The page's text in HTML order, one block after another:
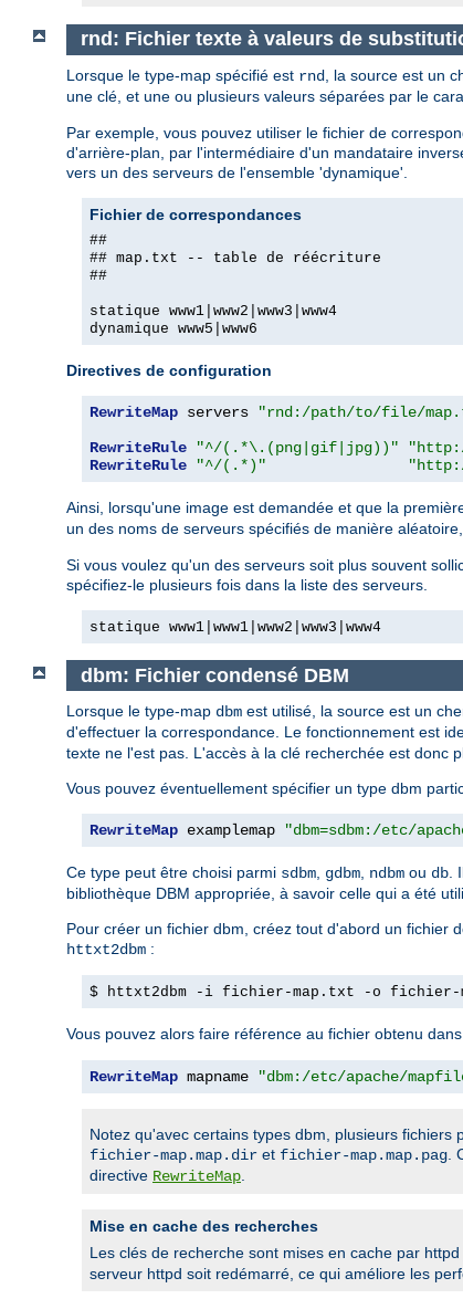
rnd: Fichier texte à valeurs de
Lorsque le type-map spécifié est rnd
, la source est un
une clé, et une ou plusieurs valeurs séparées par le
Par exemple, vous pouvez utiliser le fichier de
d'arrière-plan, par l'intermédiaire d'un mandataire
vers un des serveurs de l'ensemble 'dynamique'.
Fichier de correspondances
##
## map.txt -- table de réécriture
##
statique www1|www2|www3|www4
dynamique www5|www6
Directives de configuration
RewriteMap servers
"rnd:/path/to/file/
RewriteRule
"^/(.*\.(png|gif|jpg))"
RewriteRule
"^/(.*)"
Ainsi, lorsqu'une image est demandée et que la
un des noms de serveurs spécifiés de manière
Si vous voulez qu'un des serveurs soit plus souvent
spécifiez-le plusieurs fois dans la liste des serveurs.
statique www1|www1|www2|www3|www4
dbm: Fichier condensé DBM
Lorsque le type-map dbm est utilisé, la source est un
d'effectuer la correspondance. Le fonctionnement est
texte ne l'est pas. L'accès à la clé recherchée est donc
Vous pouvez éventuellement spécifier un type dbm
RewriteMap examplemap "dbm=sdbm:/etc/
Ce type peut être choisi parmi sdbm, gdbm, ndbm ou db.
bibliothèque DBM appropriée, à savoir celle qui a été
Pour créer un fichier dbm, créez tout d'abord un fichier
httxt2dbm :
$ httxt2dbm -i fichier-map.txt -o fichier-
Vous pouvez alors faire référence au fichier obtenu
RewriteMap mapname "dbm:/etc/apache/
Notez qu'avec certains types dbm, plusieurs
fichier-map.map.dir et fichier-map.map.pag.
directive RewriteMap.
Mise en cache des recherches
Les clés de recherche sont mises en cache par
serveur httpd soit redémarré, ce qui améliore les